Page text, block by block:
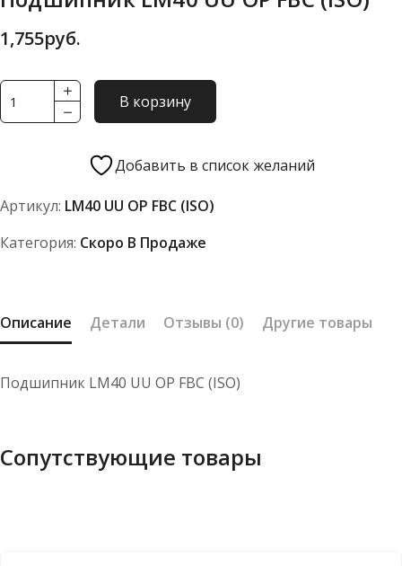
1,755руб.
Количество
товара
OP
(ISO)
В корзину
Добавить в список желаний
Артикул: LM40 UU OP FBC (ISO)
Категория: Скоро В Продаже
Описание Детали Отзывы (0) Другие товары
Подшипник LM40 UU OP FBC (ISO)
Сопутствующие товары